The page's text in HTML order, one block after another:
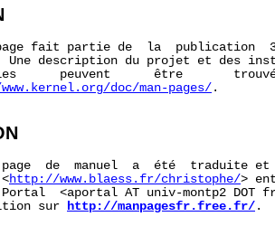
fait partie de  la  publication
Une description du projet et des
peuvent      être
doc/man-pages/.
de  manuel  a  été  traduite
http://www.blaess.fr/christophe/>
<aportal AT univ-montp2 DOT
sur
http://manpagesfr.free.fr/ .